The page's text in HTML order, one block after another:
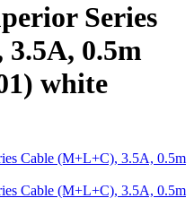
Series
0.5m
white